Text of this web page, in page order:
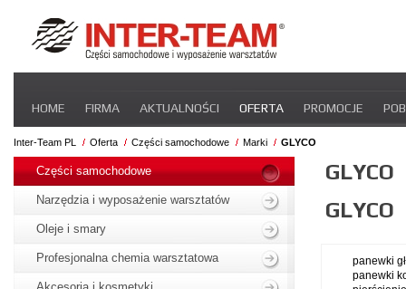
nawigacje
HOME FIRMA AKTUALNOŚCI OFERTA PROMOCJE
STREFA DLA PRZEWOŹNIKA CERTYFIKATY INTER-NEWS
Inter-Team PL Oferta Części samochodowe Marki GLYCO
GLYCO
GLYCO
panewki
panewki
Pomiń
nawigacje
Części samochodowe
Narzędzia i wyposażenie warsztatów
Oleje i smary
Profesjonalna chemia warsztatowa